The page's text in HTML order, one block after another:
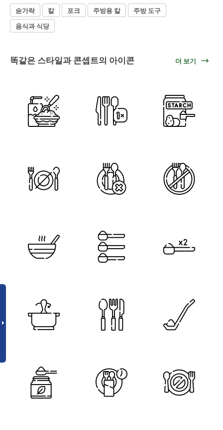
숟가락 칼 포크 주방용 칼
주방 도구
음식과 식당
똑같은 스타일과 콘셉트의 아이콘 더 보기